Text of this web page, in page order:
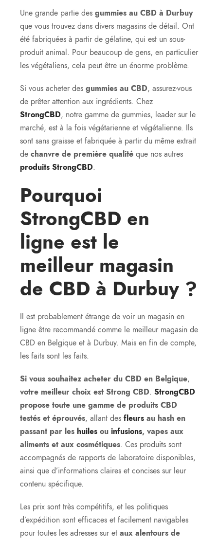
Une grande partie des gummies au CBD à Durbuy
que vous trouvez dans divers magasins de détail. Ont
été fabriquées à partir de gélatine, qui est un sous-
produit animal. Pour beaucoup de gens, en particulier
les végétaliens, cela peut être un énorme problème.
Si vous acheter des gummies au CBD, assurez-vous
de prêter attention aux ingrédients. Chez
StrongCBD, notre gamme de gummies, leader sur le
marché, est à la fois végétarienne et végétalienne. Ils
sont sans graisse et fabriquée à partir du même extrait
de chanvre de première qualité que nos autres
produits StrongCBD.
Pourquoi
StrongCBD en
ligne est le
meilleur magasin
de CBD à Durbuy ?
Il est probablement étrange de voir un magasin en
ligne être recommandé comme le meilleur magasin de
CBD en Belgique et à Durbuy. Mais en fin de compte,
les faits sont les faits.
Si vous souhaitez acheter du CBD en Belgique,
votre meilleur choix est Strong CBD. StrongCBD
propose toute une gamme de produits CBD
testés et éprouvés, allant des fleurs au hash en
passant par les huiles ou infusions, vapes aux
aliments et aux cosmétiques. Ces produits sont
accompagnés de rapports de laboratoire disponibles,
ainsi que d’informations claires et concises sur leur
contenu spécifique.
Les prix sont très compétitifs, et les politiques
d’expédition sont efficaces et facilement navigables
pour toutes les adresses sur et aux alentours de